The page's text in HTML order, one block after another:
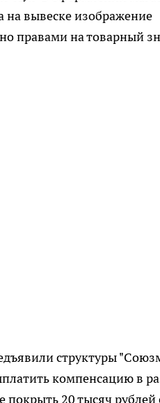
на вывеске изображение
правами на товарный
структуры
компенсацию в
20 тысяч